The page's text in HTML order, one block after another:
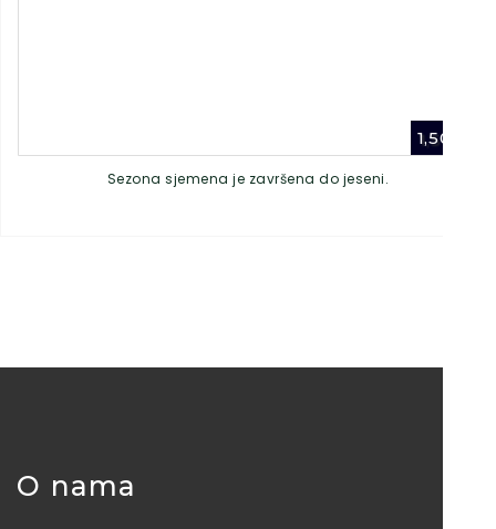
1,50
Sezona sjemena je završena do jeseni.
O nama